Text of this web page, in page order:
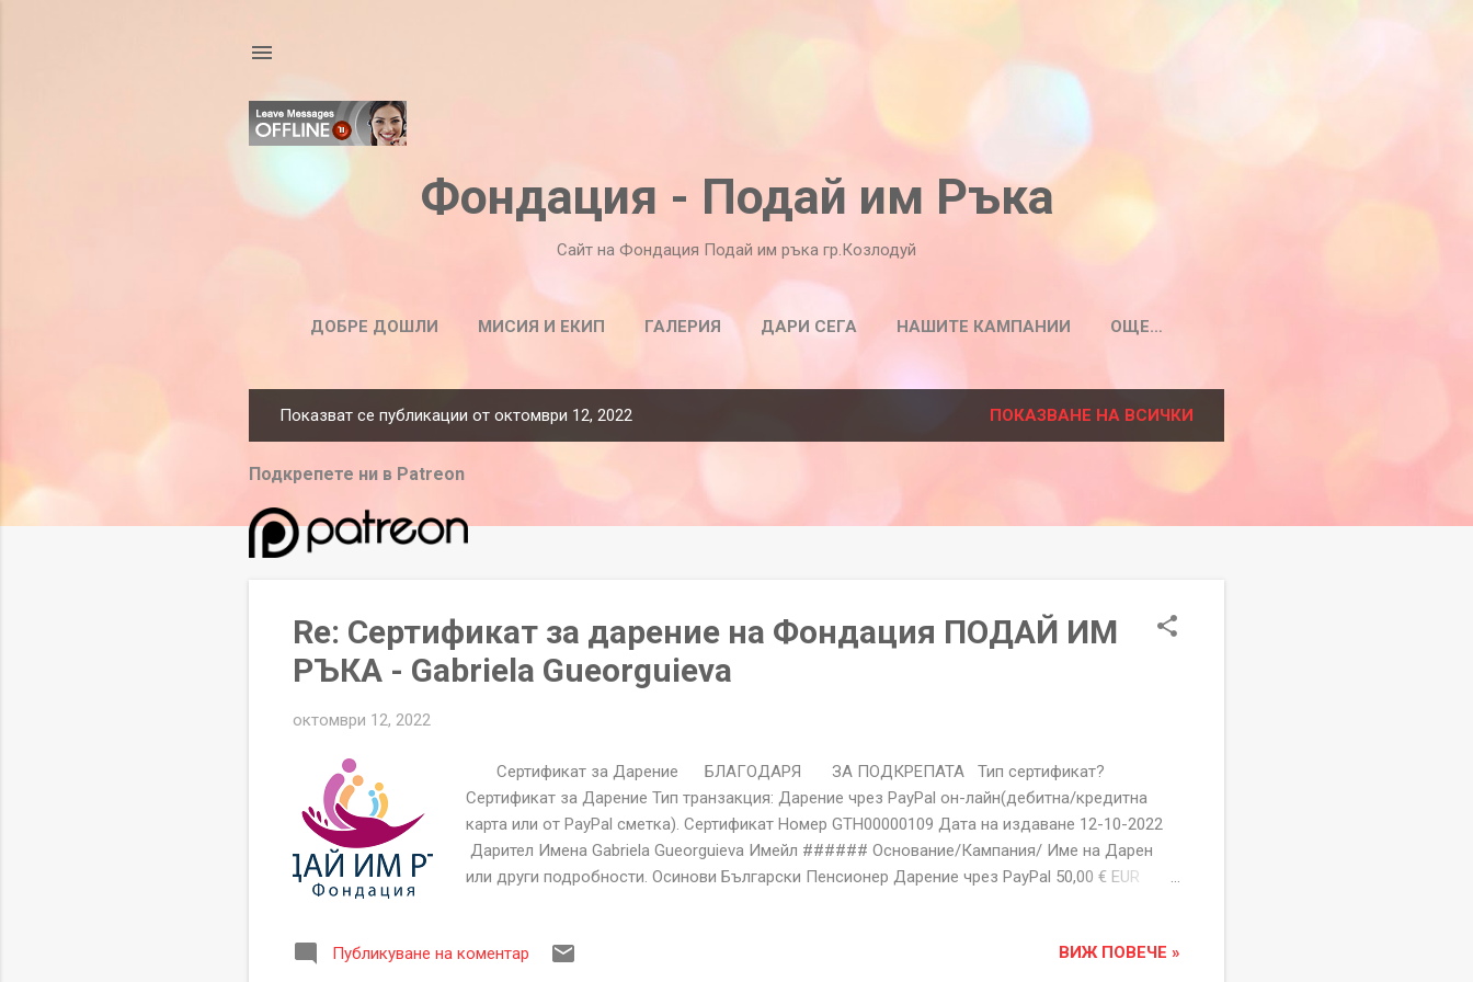
Фондация - Подай им Ръка
Сайт на Фондация Подай им ръка гр.Козлодуй
ДОБРЕ ДОШЛИ МИСИЯ И ЕКИП ГАЛЕРИЯ ДАРИ СЕГА НАШИТЕ КАМПАНИИ ОЩЕ…
б
л
и
к
Показват се публикации от октомври 12, 2022 ПОКАЗВАНЕ НА ВСИЧКИ
Подкрепете ни в Patreon
Re: Сертификат за дарение на Фондация ПОДАЙ ИМ
РЪКА - Gabriela Gueorguieva
октомври 12, 2022
Сертификат за Дарение БЛАГОДАРЯ ЗА ПОДКРЕПАТА Тип сертификат?
Сертификат за Дарение Тип транзакция: Дарение чрез PayPal он-лайн(дебитна/кредитна
карта или от PayPal сметка). Сертификат Номер GTH00000109 Дата на издаване 12-10-2022
Дарител Имена Gabriela Gueorguieva Имейл ###### Основание/Кампания/ Име на Дарен
или други подробности. Осинови Български Пенсионер Дарение чрез PayPal 50,00 € EUR
гр.Козлодуй, Бл.71, Вх.Г, ап.81. ЕИК:206250913 За неполучени или със неточности
Публикуване на коментар ВИЖ ПОВЕЧЕ »